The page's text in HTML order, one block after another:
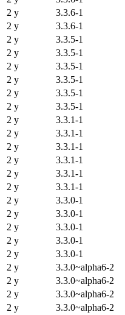
2 y
3.3.6-1
2 y
3.3.6-1
2 y
3.3.5-1
2 y
3.3.5-1
2 y
3.3.5-1
2 y
3.3.5-1
2 y
3.3.5-1
2 y
3.3.5-1
2 y
3.3.1-1
2 y
3.3.1-1
2 y
3.3.1-1
2 y
3.3.1-1
2 y
3.3.1-1
2 y
3.3.1-1
2 y
3.3.0-1
2 y
3.3.0-1
2 y
3.3.0-1
2 y
3.3.0-1
2 y
3.3.0-1
2 y
3.3.0~alpha6-2
2 y
3.3.0~alpha6-2
2 y
3.3.0~alpha6-2
2 y
3.3.0~alpha6-2